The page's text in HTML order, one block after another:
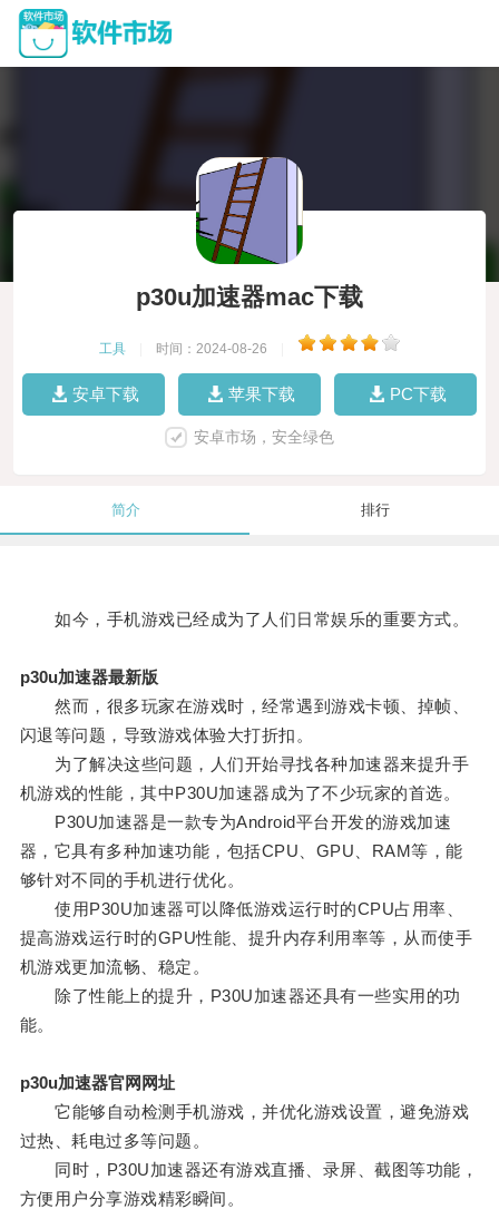
p30u加速器mac下载
工具 时间：2024-08-26
安卓下载 苹果下载 PC下载
安卓市场，安全绿色
简介 排行
如今，手机游戏已经成为了人们日常娱乐的重要方式。
p30u加速器最新版
然而，很多玩家在游戏时，经常遇到游戏卡顿、掉帧、
闪退等问题，导致游戏体验大打折扣。
为了解决这些问题，人们开始寻找各种加速器来提升手
机游戏的性能，其中P30U加速器成为了不少玩家的首选。
P30U加速器是一款专为Android平台开发的游戏加速
器，它具有多种加速功能，包括CPU、GPU、RAM等，能
够针对不同的手机进行优化。
使用P30U加速器可以降低游戏运行时的CPU占用率、
提高游戏运行时的GPU性能、提升内存利用率等，从而使手
机游戏更加流畅、稳定。
除了性能上的提升，P30U加速器还具有一些实用的功
能。
p30u加速器官网网址
它能够自动检测手机游戏，并优化游戏设置，避免游戏
过热、耗电过多等问题。
同时，P30U加速器还有游戏直播、录屏、截图等功能，
方便用户分享游戏精彩瞬间。